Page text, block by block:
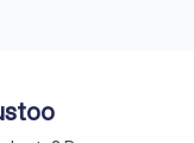
bij jou in de buurt.